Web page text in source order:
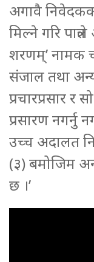
अगावै
मिल्ने गरि
शरणम्’ नामक
संजाल तथा
प्रचारप्रसार र
प्रसारण नगर्नु
उच्च अदालत
(३) बमोजिम
छ ।’